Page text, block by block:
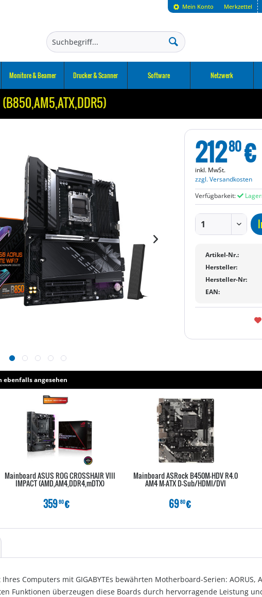
Mein Konto Merkzettel
Monitore & Beamer Drucker & Scanner Software Netzwerk
21280€
inkl. MwSt.
zzgl. Versandkosten
Verfügbarkeit:
Artikel-Nr.:
Hersteller:
Hersteller-Nr:
EAN:
ebenfalls angesehen
Mainboard ASUS ROG CROSSHAIR VIII
IMPACT (AMD,AM4,DDR4,mDTX)
35980€
Mainboard ASRock B450M-HDV R4.0
AM4 M-ATX D-Sub/HDMI/DVI
6980€
Computers mit GIGABYTEs bewährten Motherboard-Serien: AORUS,
Funktionen überzeugen diese Boards durch hervorragende Leistung